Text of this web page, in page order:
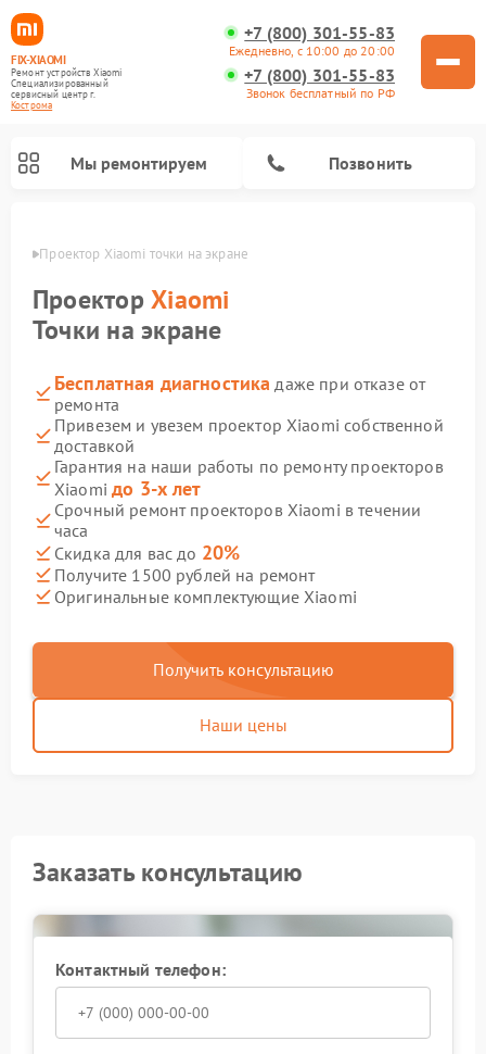
FIX-XIAOMI
Ремонт устройств Xiaomi
Специализированный
cервисный центр г.
Кострома
+7 (800) 301-55-83
Ежедневно, с 10:00 до 20:00
+7 (800) 301-55-83
Звонок бесплатный по РФ
Мы ремонтируем Позвонить
Проектор Xiaomi точки на экране
ПроекторXiaomi
Точки на экране
Бесплатная диагностика даже при отказе от
ремонта
Привезем и увезем проектор Xiaomi собственной
доставкой
Гарантия на наши работы по ремонту проекторов
Xiaomiдо 3-х лет
Срочный ремонт проекторов Xiaomi в течении
часа
Скидка для вас до 20%
Получите 1500 рублей на ремонт
Оригинальные комплектующие Xiaomi
Получить консультацию
Наши цены
Заказать консультацию
Контактный телефон: